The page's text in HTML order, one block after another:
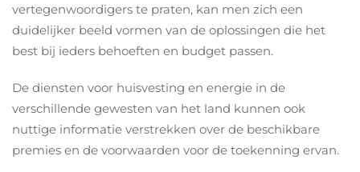
vertegenwoordigers te praten, kan men zich een
duidelijker beeld vormen van de oplossingen die het
best bij ieders behoeften en budget passen.
De diensten voor huisvesting en energie in de
verschillende gewesten van het land kunnen ook
nuttige informatie verstrekken over de beschikbare
premies en de voorwaarden voor de toekenning ervan.